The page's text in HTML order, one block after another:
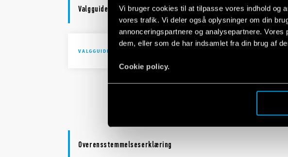
Vi bruger cookies til at tilpasse vores indhold og
vores trafik. Vi deler også oplysninger om din
annonceringspartnere og analysepartnere.
dem, eller som de har indsamlet fra din brug af
Cookie policy.
Valgguide
VALGGUIDE 72 Series - Level control
72 Series - Devices for
selection guide - US version
Overensstemmelseserklæring